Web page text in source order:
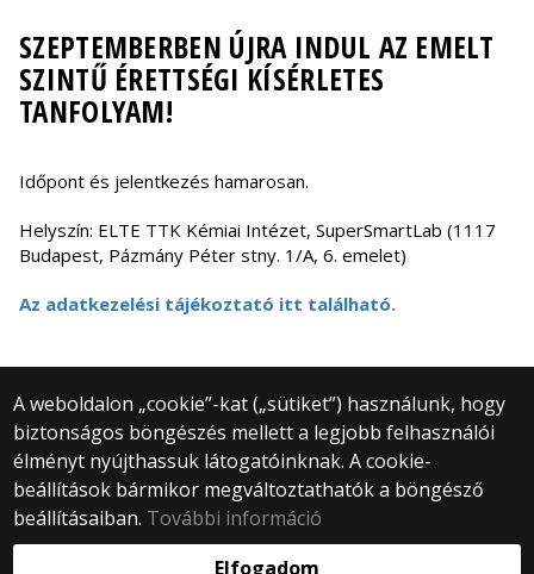
SZEPTEMBERBEN ÚJRA INDUL AZ EMELT
SZINTŰ ÉRETTSÉGI KÍSÉRLETES
TANFOLYAM!
Időpont és jelentkezés hamarosan.
Helyszín: ELTE TTK Kémiai Intézet, SuperSmartLab (1117
Budapest, Pázmány Péter stny. 1/A, 6. emelet)
Az adatkezelési tájékoztató itt található.
A weboldalon „cookie”-kat („sütiket”) használunk, hogy
biztonságos böngészés mellett a legjobb felhasználói
élményt nyújthassuk látogatóinknak. A cookie-
beállítások bármikor megváltoztathatók a böngésző
beállításaiban. További információ
Elfogadom
© 2025 Eötvös Loránd Tudományegyetem
Minden jog fenntartva.
1053 Budapest, Egyetem tér 1–3.
Központi telefonszám: +36 1 411 6500
Webfejlesztés: